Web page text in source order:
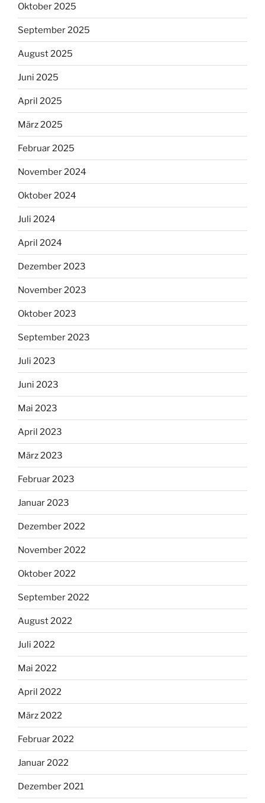
Oktober 2025
September 2025
August 2025
Juni 2025
April 2025
März 2025
Februar 2025
November 2024
Oktober 2024
Juli 2024
April 2024
Dezember 2023
November 2023
Oktober 2023
September 2023
Juli 2023
Juni 2023
Mai 2023
April 2023
März 2023
Februar 2023
Januar 2023
Dezember 2022
November 2022
Oktober 2022
September 2022
August 2022
Juli 2022
Mai 2022
April 2022
März 2022
Februar 2022
Januar 2022
Dezember 2021